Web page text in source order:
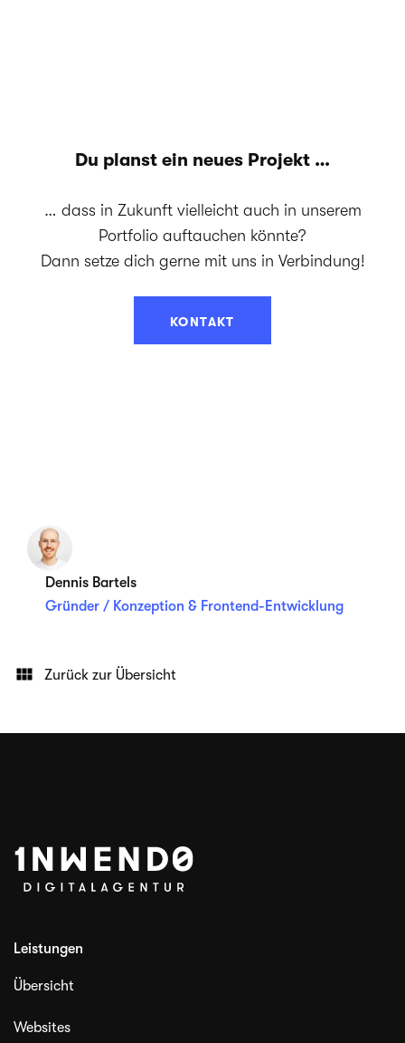
Du planst ein neues Projekt …
… dass in Zukunft vielleicht auch in unserem
Portfolio auftauchen könnte?
Dann setze dich gerne mit uns in Verbindung!
KONTAKT
Dennis Bartels
Gründer / Konzeption & Frontend-Entwicklung
Zurück zur Übersicht
Leistungen
Übersicht
Websites